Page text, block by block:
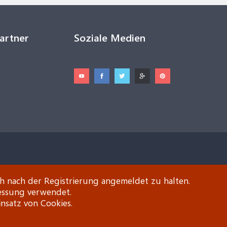
Soziale Medien
nach der Registrierung angemeldet zu halten.
verwendet.
von Cookies.